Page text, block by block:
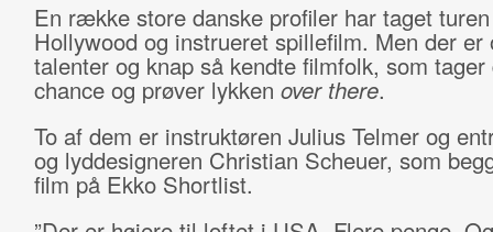
En række store danske profiler har taget
Hollywood og instrueret spillefilm. Men der er
talenter og knap så kendte filmfolk, som tager
chance og prøver lykken over there.
To af dem er instruktøren Julius Telmer og
og lyddesigneren Christian Scheuer, som
film på Ekko Shortlist.